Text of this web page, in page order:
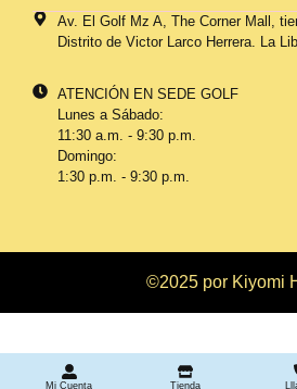
Av. El Golf Mz A, The Corner Mall,
Distrito de Victor Larco Herrera. La
ATENCIÓN EN SEDE GOLF
Lunes a Sábado:
11:30 a.m. - 9:30 p.m.
Domingo:
1:30 p.m. - 9:30 p.m.
©2025 por Kiyomi
Mi Cuenta Tienda